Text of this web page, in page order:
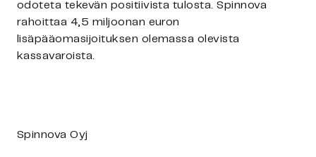
odoteta tekevän positiivista tulosta. Spinnova
rahoittaa 4,5 miljoonan euron
lisäpääomasijoituksen olemassa olevista
kassavaroista.
Spinnova Oyj